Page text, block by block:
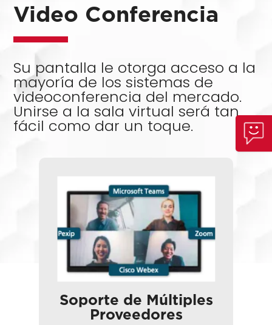
Video Conferencia
Su pantalla le otorga acceso a la
mayoría de los sistemas de
videoconferencia del mercado.
Unirse a la sala virtual será tan
fácil como dar un toque.
Soporte de Múltiples
Proveedores